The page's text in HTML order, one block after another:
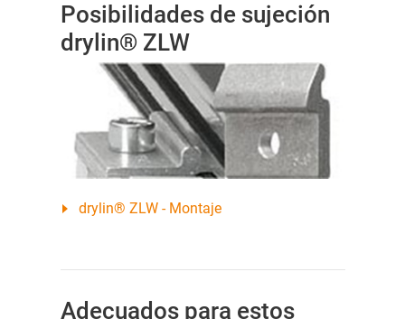
Posibilidades de sujeción
drylin® ZLW
drylin® ZLW - Montaje
Adecuados para estos